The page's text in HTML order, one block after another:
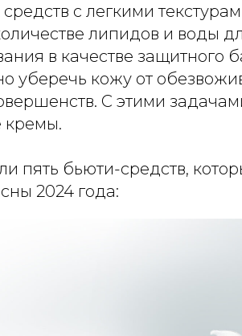
с легкими
липидов и воды
в качестве защитного
уберечь кожу от
С этими
пять бьюти-средств,
2024 года: